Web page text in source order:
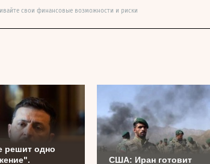
свои финансовые возможности и риски
решит одно
США: Иран готовит